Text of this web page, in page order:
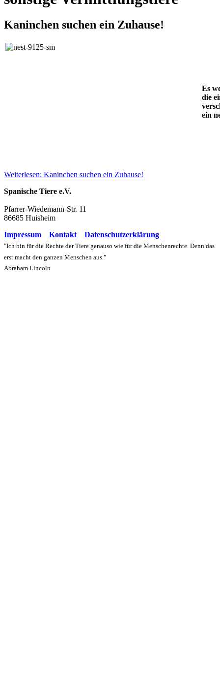
Kaninchen suchen ein Zuhause!
Es
die
ein
Weiterlesen: Kaninchen suchen ein Zuhause!
Spanische Tiere e.V.
Pfarrer-Wiedemann-Str. 11
86685 Huisheim
Impressum
Kontakt Datenschutzerklärung
"Ich bin für die Rechte der Tiere genauso wie für die Menschenrechte. Denn das
erst macht den ganzen Menschen aus."
Abraham Lincoln